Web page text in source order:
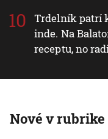
Trdelník patrí
inde. Na
receptu, no
Nové v rubrike